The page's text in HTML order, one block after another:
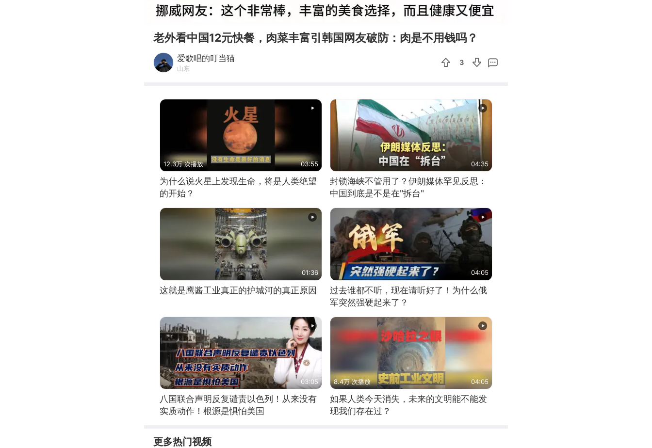
00:00 02:11
老外看中国12元快餐，肉菜丰富引韩国网友破防：肉是不用钱吗？
爱歌唱的叮当猫
山东
3
12.3万 次播放 03:55
为什么说火星上发现生命，将是人类绝望
的开始？
04:35
封锁海峡不管用了？伊朗媒体罕见反思：
中国到底是不是在"拆台"
01:36
这就是鹰酱工业真正的护城河的真正原因
04:05
过去谁都不听，现在请听好了！为什么俄
军突然强硬起来了？
03:05
八国联合声明反复谴责以色列！从来没有
实质动作！根源是惧怕美国
8.4万 次播放 04:05
如果人类今天消失，未来的文明能不能发
现我们存在过？
更多热门视频